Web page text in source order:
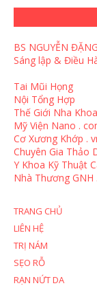
BS NGUYỄN
Sáng lập & Điều
Tai Mũi Họng
Nội Tổng Hợp
Thế Giới Nha
Mỹ Viện Nano .
Cơ Xương Khớp .
Chuyên Gia Thảo
Y Khoa Kỹ Thuật
Nhà Thương GNH
TRANG CHỦ
LIÊN HỆ
TRỊ NÁM
SẸO RỖ
RẠN NỨT DA